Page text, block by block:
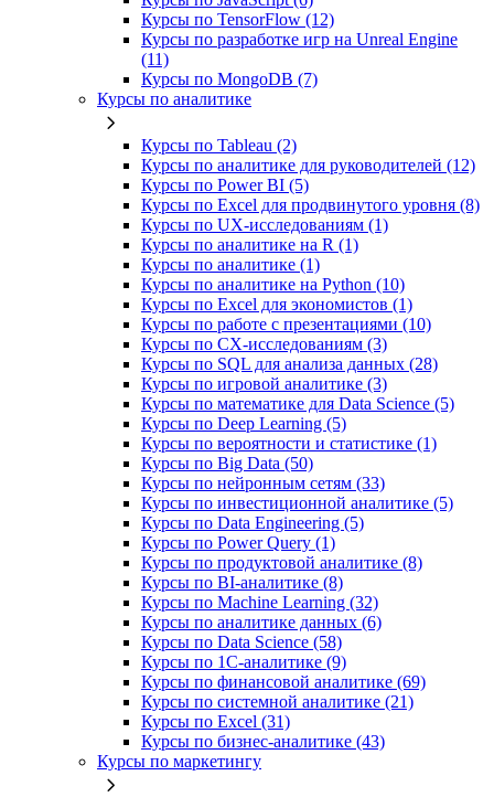
Курсы по TensorFlow (12)
Курсы по разработке игр на Unreal Engine
(11)
Курсы по MongoDB (7)
Курсы по аналитике
Курсы по Tableau (2)
Курсы по аналитике для руководителей (12)
Курсы по Power BI (5)
Курсы по Excel для продвинутого уровня (8)
Курсы по UX‑исследованиям (1)
Курсы по аналитике на R (1)
Курсы по аналитике (1)
Курсы по аналитике на Python (10)
Курсы по Excel для экономистов (1)
Курсы по работе с презентациями (10)
Курсы по CX-исследованиям (3)
Курсы по SQL для анализа данных (28)
Курсы по игровой аналитике (3)
Курсы по математике для Data Science (5)
Курсы по Deep Learning (5)
Курсы по вероятности и статистике (1)
Курсы по Big Data (50)
Курсы по нейронным сетям (33)
Курсы по инвестиционной аналитике (5)
Курсы по Data Engineering (5)
Курсы по Power Query (1)
Курсы по продуктовой аналитике (8)
Курсы по BI‑аналитике (8)
Курсы по Machine Learning (32)
Курсы по аналитике данных (6)
Курсы по Data Science (58)
Курсы по 1С‑аналитике (9)
Курсы по финансовой аналитике (69)
Курсы по системной аналитике (21)
Курсы по Excel (31)
Курсы по бизнес‑аналитике (43)
Курсы по маркетингу